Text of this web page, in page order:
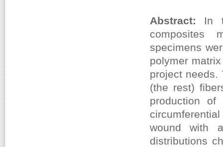
Abstract: In
composites
specimens
polymer
project
(the rest)
production
wound with
distributions